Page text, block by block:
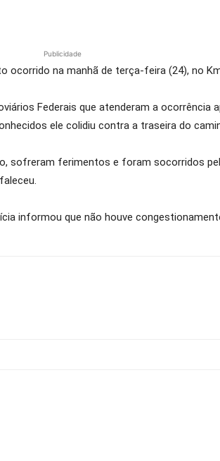
Publicidade
na manhã de terça-feira (24), no
Federais que atenderam a ocorrência
ele colidiu contra a traseira do
sofreram ferimentos e foram socorridos
informou que não houve